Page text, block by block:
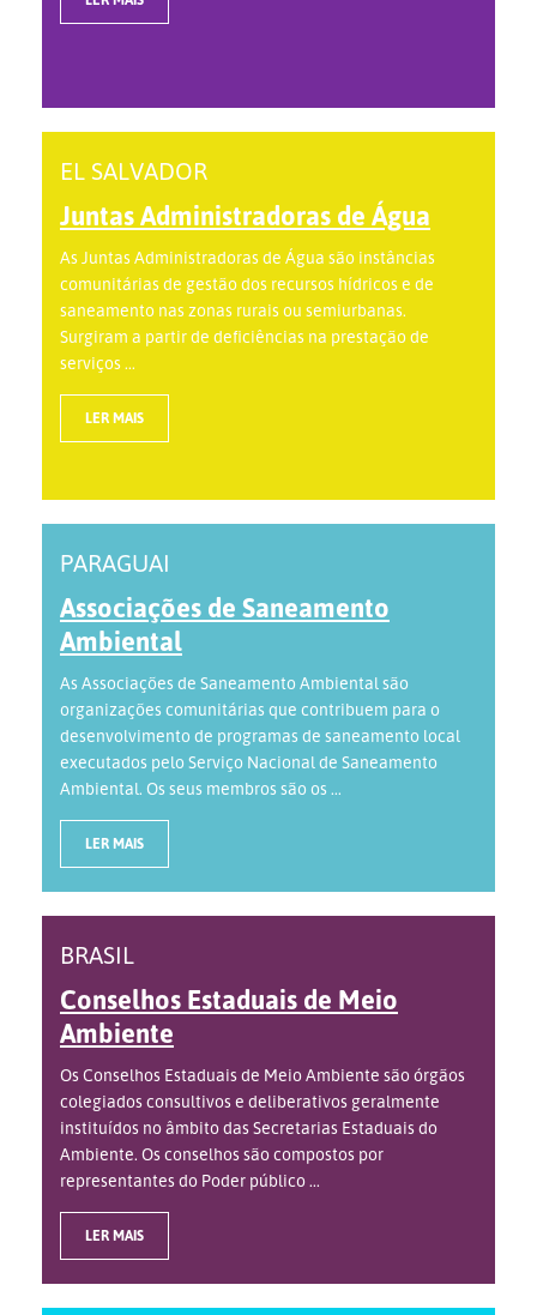
EL SALVADOR
Juntas Administradoras de Água
As Juntas Administradoras de Água são instâncias
comunitárias de gestão dos recursos hídricos e de
saneamento nas zonas rurais ou semiurbanas.
Surgiram a partir de deficiências na prestação de
serviços ...
LER MAIS
PARAGUAI
Associações de Saneamento
Ambiental
As Associações de Saneamento Ambiental são
organizações comunitárias que contribuem para o
desenvolvimento de programas de saneamento local
executados pelo Serviço Nacional de Saneamento
Ambiental. Os seus membros são os ...
LER MAIS
BRASIL
Conselhos Estaduais de Meio
Ambiente
Os Conselhos Estaduais de Meio Ambiente são órgãos
colegiados consultivos e deliberativos geralmente
instituídos no âmbito das Secretarias Estaduais do
Ambiente. Os conselhos são compostos por
representantes do Poder público ...
LER MAIS